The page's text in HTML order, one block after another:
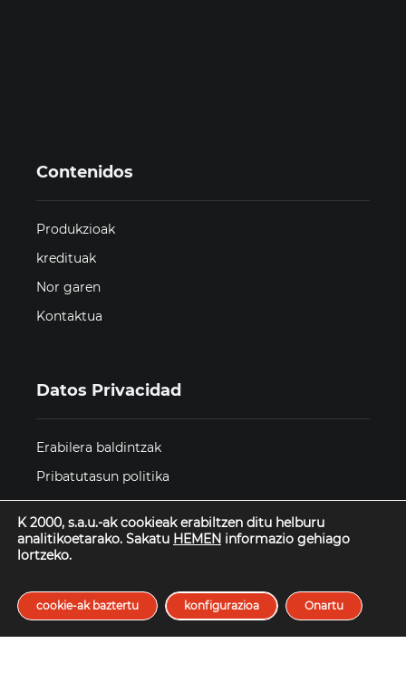
Contenidos
Produkzioak
kredituak
Nor garen
Kontaktua
Datos Privacidad
Erabilera baldintzak
Pribatutasun politika
Cookieen politika
Etika eta Compliance
Pribatutasun Eremua
K 2000, s.a.u.-ak cookieak erabiltzen ditu helburu
analitikoetarako. Sakatu HEMEN informazio gehiago
lortzeko.
Onartu
cookie-ak baztertu konfigurazioa